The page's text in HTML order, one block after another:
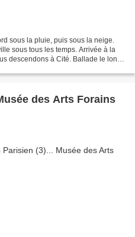
sous la pluie, puis sous la neige.
sous tous les temps. Arrivée à la
descendons à Cité. Ballade le long
des Arts Forains